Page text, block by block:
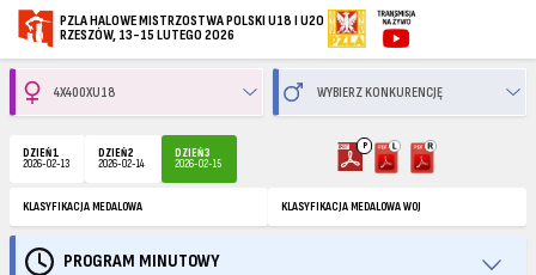
PZLA HALOWE MISTRZOSTWA POLSKI U18 I U20
RZESZÓW, 13-15 LUTEGO 2026
DZIEŃ 1
2026-02-13
DZIEŃ 2
2026-02-14
DZIEŃ 3
2026-02-15
P
KLASYFIKACJA MEDALOWA KLASYFIKACJA MEDALOWA WOJ
PROGRAM MINUTOWY